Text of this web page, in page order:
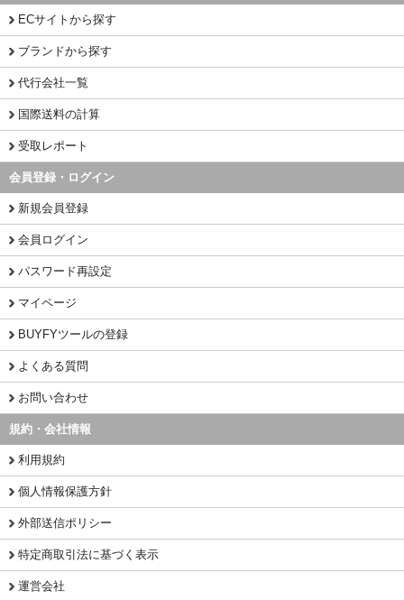
ECサイトから探す
ブランドから探す
代行会社一覧
国際送料の計算
受取レポート
会員登録・ログイン
新規会員登録
会員ログイン
パスワード再設定
マイページ
BUYFYツールの登録
よくある質問
お問い合わせ
規約・会社情報
利用規約
個人情報保護方針
外部送信ポリシー
特定商取引法に基づく表示
運営会社